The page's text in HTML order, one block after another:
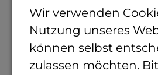
Home Hochschule
Wir verwenden
Nutzung unseres
können selbst
zulassen möchten.